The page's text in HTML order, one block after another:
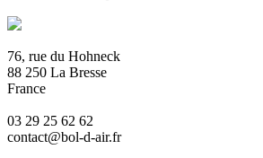
76, rue du Hohneck
88 250 La Bresse
France
03 29 25 62 62
contact@bol-d-air.fr